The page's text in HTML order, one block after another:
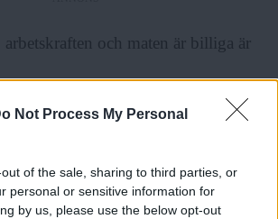
Not Process My Personal
of the sale, sharing to third parties, or
personal or sensitive information for
by us, please use the below opt-out
och maten är billiga är
att ändras om oljan blir dyrare,
så att agroforestrysystemen inte
arbetskraft.